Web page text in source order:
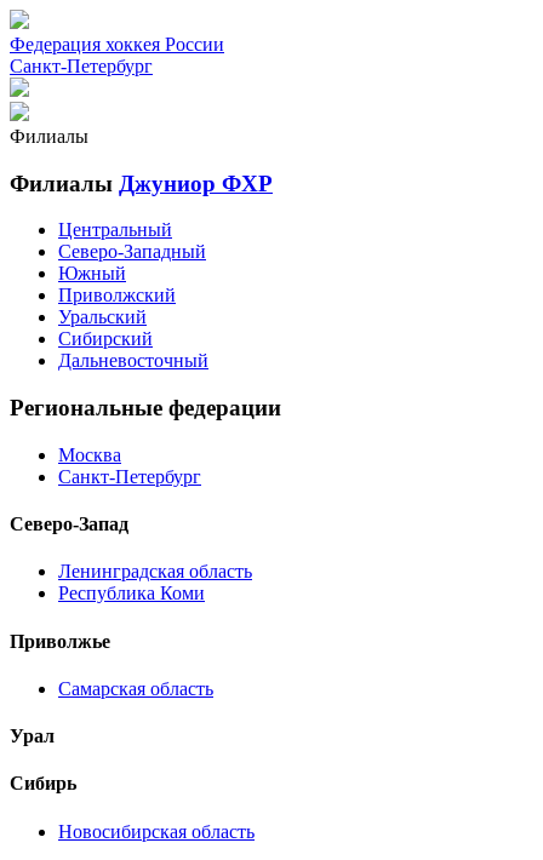
Федерация хоккея России
Санкт-Петербург
Филиалы
Филиалы Джуниор ФХР
Центральный
Северо-Западный
Южный
Приволжский
Уральский
Сибирский
Дальневосточный
Региональные федерации
Москва
Санкт-Петербург
Северо-Запад
Ленинградская область
Республика Коми
Приволжье
Самарская область
Урал
Сибирь
Новосибирская область